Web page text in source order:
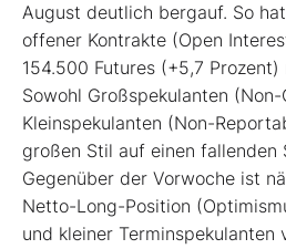
August deutlich bergauf. So
offener Kontrakte (Open
154.500 Futures (+5,7
Sowohl Großspekulanten
Kleinspekulanten (Non-
großen Stil auf einen
Gegenüber der Vorwoche ist
Netto-Long-Position
und kleiner